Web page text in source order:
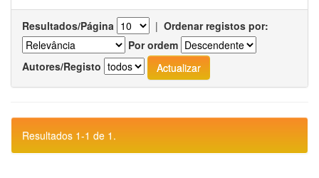
Resultados/Página | Ordenar registos por:
Por ordem
Autores/Registo
Resultados 1-1 de 1.